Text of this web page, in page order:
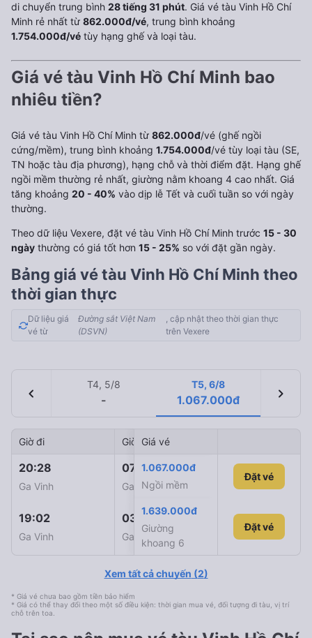
di chuyển trung bình 28 tiếng 31 phút. Giá vé tàu Vinh Hồ Chí
Minh rẻ nhất từ 862.000đ/vé, trung bình khoảng
1.754.000đ/vé tùy hạng ghế và loại tàu.
Giá vé tàu Vinh Hồ Chí Minh bao
nhiêu tiền?
Giá vé tàu Vinh Hồ Chí Minh từ 862.000đ/vé (ghế ngồi
cứng/mềm), trung bình khoảng 1.754.000đ/vé tùy loại tàu (SE,
TN hoặc tàu địa phương), hạng chỗ và thời điểm đặt. Hạng ghế
ngồi mềm thường rẻ nhất, giường nằm khoang 4 cao nhất. Giá
tăng khoảng 20 - 40% vào dịp lễ Tết và cuối tuần so với ngày
thường.
Theo dữ liệu Vexere, đặt vé tàu Vinh Hồ Chí Minh trước 15 - 30
ngày thường có giá tốt hơn 15 - 25% so với đặt gần ngày.
Bảng giá vé tàu Vinh Hồ Chí Minh theo
thời gian thực
Dữ liệu giá
vé từ
Đường sắt Việt Nam
(DSVN)
, cập nhật theo thời gian thực
trên Vexere
chevron_left
T4, 5/8
-
T5, 6/8
1.067.000đ chevron_right
Giờ đi Giờ đếnGiá vé
20:28
Ga Vinh
07:05
Ga Sài Gòn
SE23
1.067.000đ
Ngồi mềm
Đặt vé
19:02
Ga Vinh
03:26
Ga Sài Gòn
SE9
1.639.000đ
Giường
khoang 6
Đặt vé
Đặt vé
Xem tất cả chuyến (2)
* Giá vé chưa bao gồm tiền bảo hiểm
* Giá có thể thay đổi theo một số điều kiện: thời gian mua vé, đối tượng đi tàu, vị trí
chỗ trên toa.